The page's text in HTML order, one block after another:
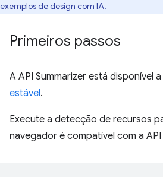
exemplos de design com IA.
Primeiros passos
A API Summarizer está disponível
estável.
Execute a detecção de recursos
navegador é compatível com a API